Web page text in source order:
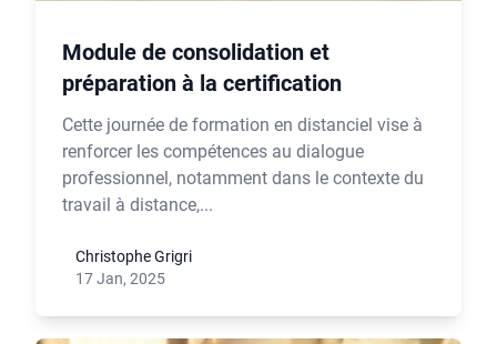
Module de consolidation et
préparation à la certification
Cette journée de formation en distanciel vise à
renforcer les compétences au dialogue
professionnel, notamment dans le contexte du
travail à distance,...
Christophe Grigri
17 Jan, 2025